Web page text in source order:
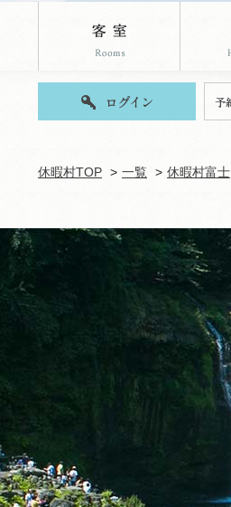
休暇村TOP 一覧 休暇村富士